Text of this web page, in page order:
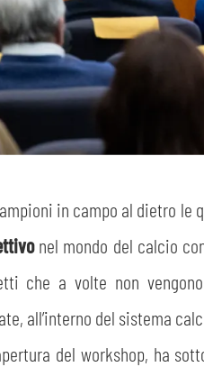
in campo al dietro le
nel mondo del calcio
che a volte non
all’interno del sistema
del workshop, ha